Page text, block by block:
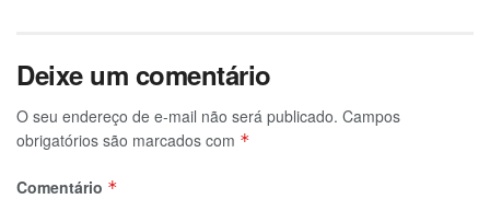
Deixe um comentário
O seu endereço de e-mail não será publicado. Campos
obrigatórios são marcados com *
Comentário *